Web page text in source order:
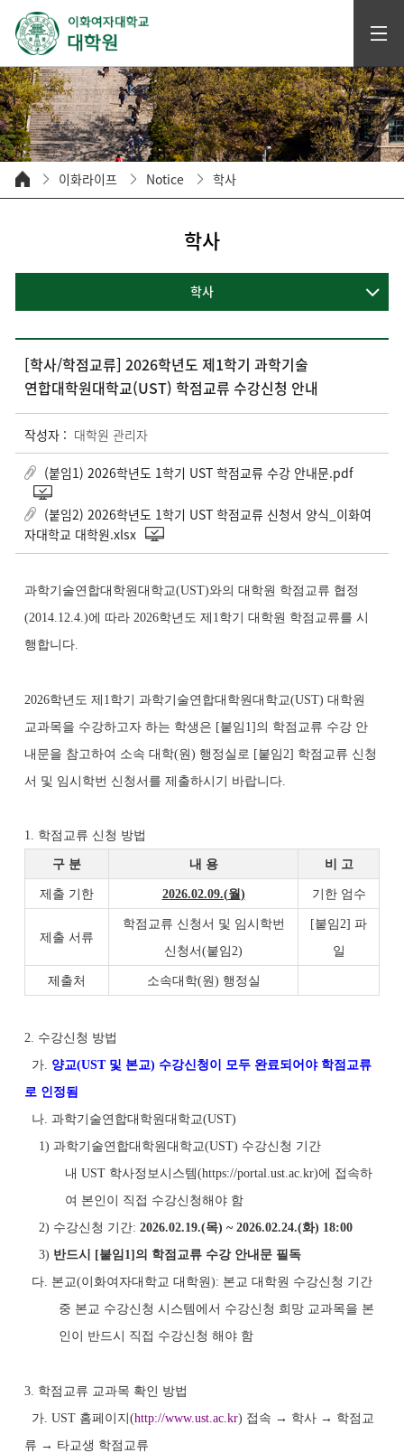
이화라이프 Notice 학사
학사
학사
[학사/학점교류] 2026학년도 제1학기 과학기술
연합대학원대학교(UST) 학점교류 수강신청 안내
작성자 : 대학원 관리자
(붙임1) 2026학년도 1학기 UST 학점교류 수강 안내문.pdf
(붙임2) 2026학년도 1학기 UST 학점교류 신청서 양식_이화여
자대학교 대학원.xlsx
과학기술연합대학원대학교(UST)와의 대학원 학점교류 협정
(2014.12.4.)에 따라 2026학년도 제1학기 대학원 학점교류를 시
행합니다.
2026학년도 제1학기 과학기술연합대학원대학교(UST) 대학원
교과목을 수강하고자 하는 학생은 [붙임1]의 학점교류 수강 안
내문을 참고하여 소속 대학(원) 행정실로 [붙임2] 학점교류 신청
서 및 임시학번 신청서를 제출하시기 바랍니다.
1. 학점교류 신청 방법
구 분 내 용 비 고
제출 기한 2026.02.09.(월 ) 기한 엄수
제출 서류
학점교류 신청서 및 임시학번
신청서(붙임2)
[붙임2] 파
일
제출처 소속대학(원) 행정실
2. 수강신청 방법
가. 양교(UST 및 본교) 수강신청이 모두 완료되어야 학점교류
로 인정됨
나. 과학기술연합대학원대학교(UST)
1) 과학기술연합대학원대학교(UST) 수강신청 기간
내 UST 학사정보시스템(https://portal.ust.ac.kr)에 접속하
여 본인이 직접 수강신청해야 함
2) 수강신청 기간: 2026.02.19.(목) ~ 2026.02.24.(화) 18:00
3) 반드시 [붙임1]의 학점교류 수강 안내문 필독
다. 본교(이화여자대학교 대학원): 본교 대학원 수강신청 기간
중 본교 수강신청 시스템에서 수강신청 희망 교과목을 본
인이 반드시 직접 수강신청 해야 함
3. 학점교류 교과목 확인 방법
가. UST 홈페이지(http://www.ust.ac.kr) 접속 → 학사 → 학점교
류 → 타교생 학점교류